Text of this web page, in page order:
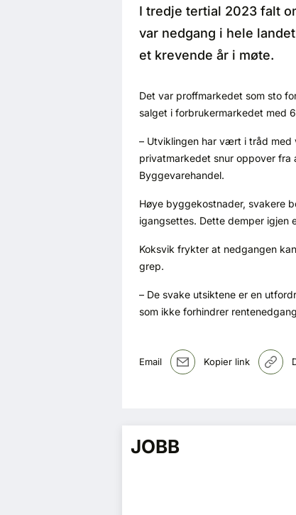
I tredje tertial 2023 falt
var nedgang i hele
et krevende år i møte.
Det var proffmarkedet som sto
salget i forbrukermarkedet med
– Utviklingen har vært i tråd med
privatmarkedet snur oppover
Byggevarehandel.
Høye byggekostnader, svakere
igangsettes. Dette demper igjen
Koksvik frykter at nedgangen
grep.
– De svake utsiktene er en
som ikke forhindrer
Email Kopier link
JOBB